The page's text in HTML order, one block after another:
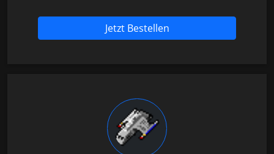
Jetzt Bestellen